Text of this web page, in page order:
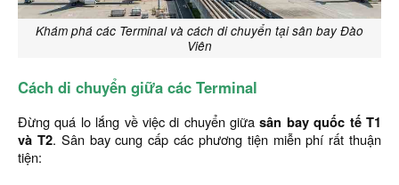
Khám phá các Terminal và cách di chuyển tại sân bay Đào
Viên
Cách di chuyển giữa các Terminal
Đừng quá lo lắng về việc di chuyển giữasân bay quốc tế T1
và T2. Sân bay cung cấp các phương tiện miễn phí rất thuận
tiện: